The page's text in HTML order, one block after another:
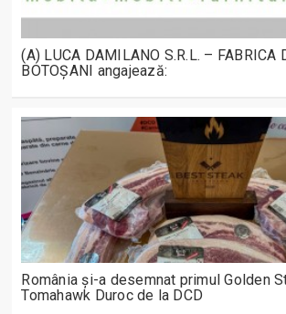
(A) LUCA DAMILANO S.R.L. – FABRICA
BOTOȘANI angajează:
România și-a desemnat primul Golden
Tomahawk Duroc de la DCD